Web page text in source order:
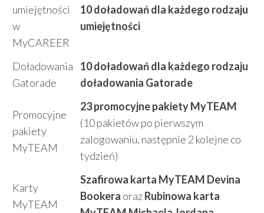
umiejętności
w
MyCAREER
10 doładowań dla każdego rodzaju
umiejętności
Doładowania
Gatorade
10 doładowań dla każdego rodzaju
doładowania Gatorade
Promocyjne
pakiety
MyTEAM
23 promocyjne pakiety MyTEAM
(10 pakietów po pierwszym
zalogowaniu, następnie 2 kolejne co
tydzień)
Karty
MyTEAM
Szafirowa karta MyTEAM Devina
Bookera orazRubinowa karta